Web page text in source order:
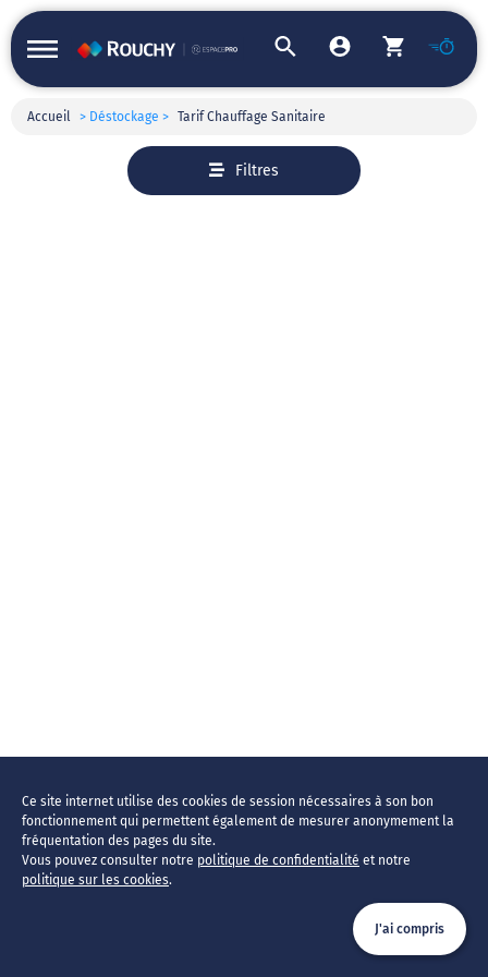
Ce site internet utilise des cookies de session nécessaires à son bon
fonctionnement qui permettent également de mesurer anonymement la
fréquentation des pages du site.
Vous pouvez consulter notre politique de confidentialité et notre
politique sur les cookies.
J'ai compris
Accueil > Déstockage > Tarif Chauffage Sanitaire
Filtres